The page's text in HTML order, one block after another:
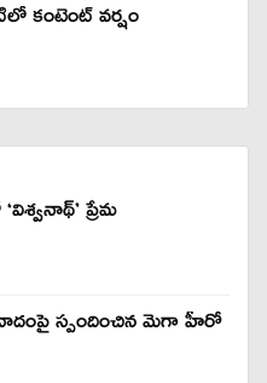
కంటెంట్ వర్షం
ప్రేమ
స్పందించిన మెగా హీరో